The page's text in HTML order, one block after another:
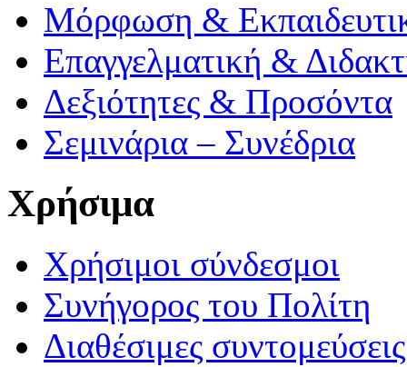
Μόρφωση &
Επαγγελματική &
Δεξιότητες & Προσόντα
Σεμινάρια – Συνέδρια
Χρήσιμα
Χρήσιμοι σύνδεσμοι
Συνήγορος του Πολίτη
Διαθέσιμες